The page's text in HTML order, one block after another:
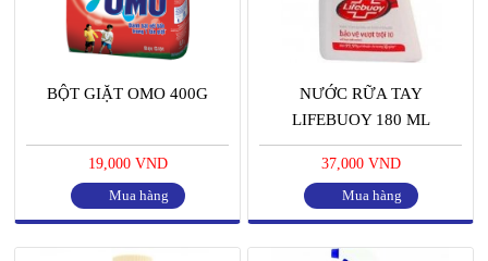
BỘT GIẶT OMO 400G
19,000 VND
Mua hàng
NƯỚC RỮA TAY
LIFEBUOY 180 ML
37,000 VND
Mua hàng